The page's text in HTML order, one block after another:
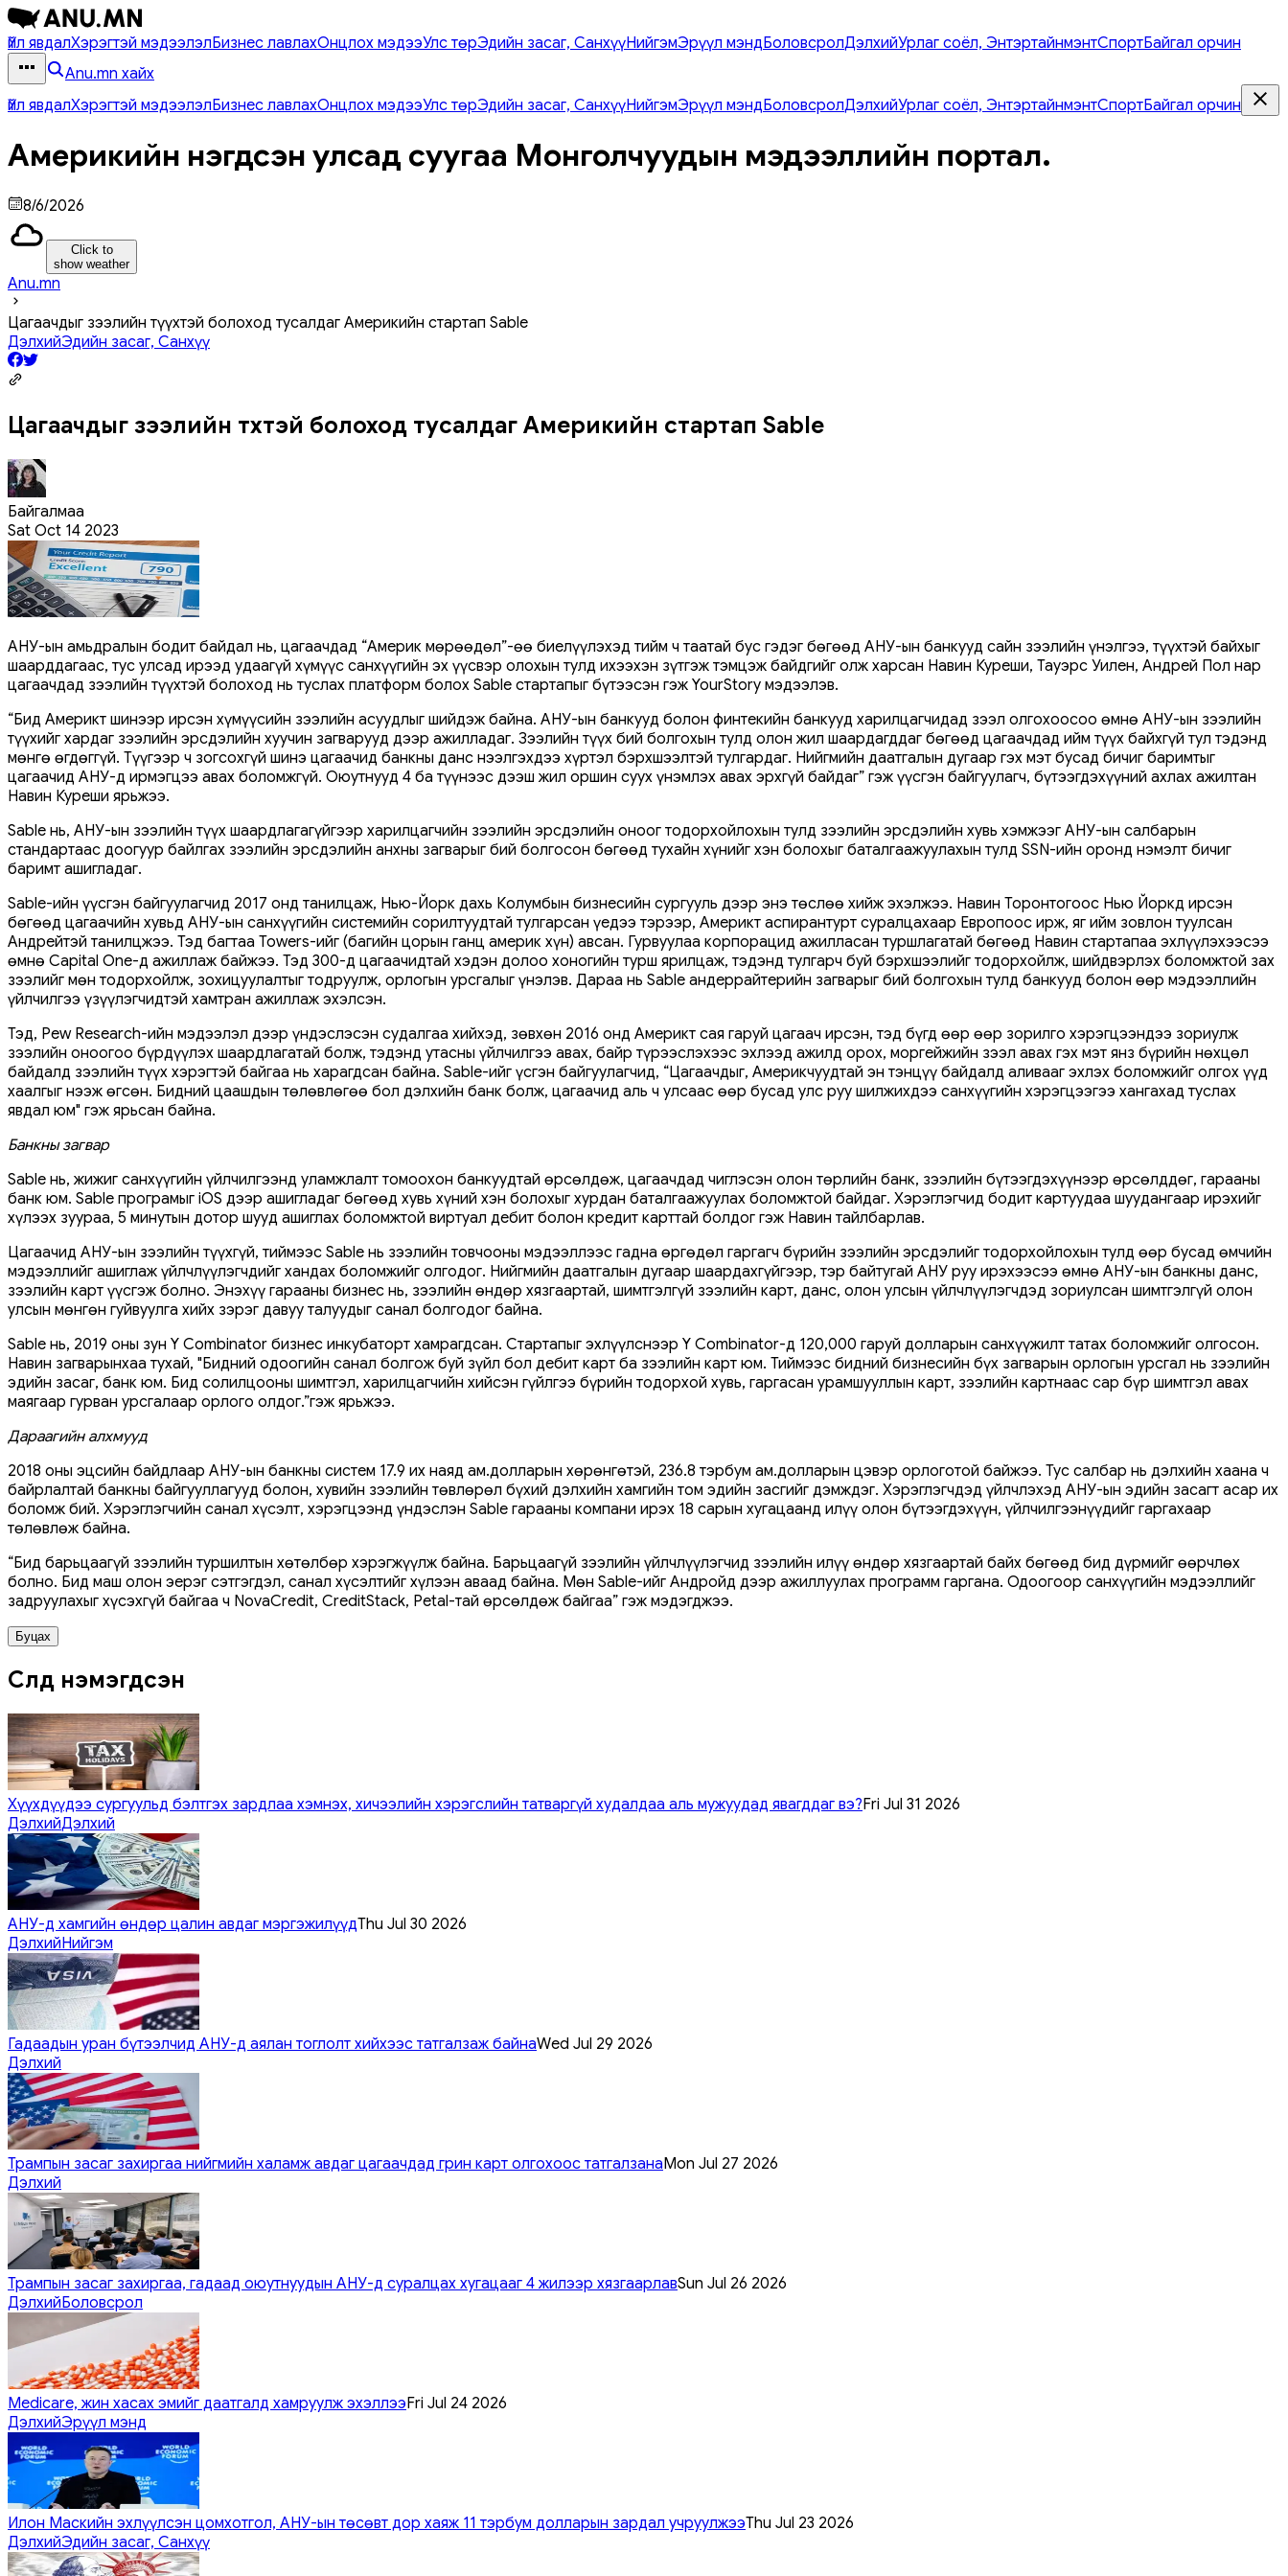
Үйл явдалХэрэгтэй мэдээлэлБизнес лавлахОнцлох мэдээУлс төрЭдийн засаг, СанхүүНийгэмЭрүүл мэндБоловсролДэлхийУрлаг соёл, ЭнтэртайнмэнтСпортБайгал орчин
Anu.mn хайх
Үйл явдалХэрэгтэй мэдээлэлБизнес лавлахОнцлох мэдээУлс төрЭдийн засаг, СанхүүНийгэмЭрүүл мэндБоловсролДэлхийУрлаг соёл, ЭнтэртайнмэнтСпортБайгал орчин
Америкийн нэгдсэн улсад суугаа Монголчуудын мэдээллийн портал.
8/6/2026
Click to
show weather
Anu.mn
Цагаачдыг зээлийн түүхтэй болоход тусалдаг Америкийн стартап Sable
ДэлхийЭдийн засаг, Санхүү
Цагаачдыг зээлийн түүхтэй болоход тусалдаг Америкийн стартап Sable
Байгалмаа
Sat Oct 14 2023
АНУ-ын амьдралын бодит байдал нь, цагаачдад “Америк мөрөөдөл”-өө биелүүлэхэд тийм ч таатай бус гэдэг бөгөөд АНУ-ын банкууд сайн зээлийн үнэлгээ, түүхтэй байхыг
шаарддагаас, тус улсад ирээд удаагүй хүмүүс санхүүгийн эх үүсвэр олохын тулд ихээхэн зүтгэж тэмцэж байдгийг олж харсан Навин Куреши, Тауэрс Уилен, Андрей Пол нар
цагаачдад зээлийн түүхтэй болоход нь туслах платформ болох Sable стартапыг бүтээсэн гэж YourStory мэдээлэв.
“Бид Америкт шинээр ирсэн хүмүүсийн зээлийн асуудлыг шийдэж байна. АНУ-ын банкууд болон финтекийн банкууд харилцагчидад зээл олгохоосоо өмнө АНУ-ын зээлийн
түүхийг хардаг зээлийн эрсдэлийн хуучин загварууд дээр ажилладаг. Зээлийн түүх бий болгохын тулд олон жил шаардагддаг бөгөөд цагаачдад ийм түүх байхгүй тул тэдэнд
мөнгө өгдөггүй. Түүгээр ч зогсохгүй шинэ цагаачид банкны данс нээлгэхдээ хүртэл бэрхшээлтэй тулгардаг. Нийгмийн даатгалын дугаар гэх мэт бусад бичиг баримтыг
цагаачид АНУ-д ирмэгцээ авах боломжгүй. Оюутнууд 4 ба түүнээс дээш жил оршин суух үнэмлэх авах эрхгүй байдаг” гэж үүсгэн байгуулагч, бүтээгдэхүүний ахлах ажилтан
Навин Куреши ярьжээ.
Sable нь, АНУ-ын зээлийн түүх шаардлагагүйгээр харилцагчийн зээлийн эрсдэлийн оноог тодорхойлохын тулд зээлийн эрсдэлийн хувь хэмжээг АНУ-ын салбарын
стандартаас доогуур байлгах зээлийн эрсдэлийн анхны загварыг бий болгосон бөгөөд тухайн хүнийг хэн болохыг баталгаажуулахын тулд SSN-ийн оронд нэмэлт бичиг
баримт ашигладаг.
Sable-ийн үүсгэн байгуулагчид 2017 онд танилцаж, Нью-Йорк дахь Колумбын бизнесийн сургууль дээр энэ төслөө хийж эхэлжээ. Навин Торонтогоос Нью Йоркд ирсэн
бөгөөд цагаачийн хувьд АНУ-ын санхүүгийн системийн сорилтуудтай тулгарсан үедээ тэрээр, Америкт аспирантурт суралцахаар Европоос ирж, яг ийм зовлон туулсан
Андрейтэй танилцжээ. Тэд багтаа Towers-ийг (багийн цорын ганц америк хүн) авсан. Гурвуулаа корпорацид ажилласан туршлагатай бөгөөд Навин стартапаа эхлүүлэхээсээ
өмнө Capital One-д ажиллаж байжээ. Тэд 300-д цагаачидтай хэдэн долоо хоногийн турш ярилцаж, тэдэнд тулгарч буй бэрхшээлийг тодорхойлж, шийдвэрлэх боломжтой зах
зээлийг мөн тодорхойлж, зохицуулалтыг тодруулж, орлогын урсгалыг үнэлэв. Дараа нь Sable андеррайтерийн загварыг бий болгохын тулд банкууд болон өөр мэдээллийн
үйлчилгээ үзүүлэгчидтэй хамтран ажиллаж эхэлсэн.
Тэд, Pew Research-ийн мэдээлэл дээр үндэслэсэн судалгаа хийхэд, зөвхөн 2016 онд Америкт сая гаруй цагаач ирсэн, тэд бүгд өөр өөр зорилго хэрэгцээндээ зориулж
зээлийн оноогоо бүрдүүлэх шаардлагатай болж, тэдэнд утасны үйлчилгээ авах, байр түрээслэхээс эхлээд ажилд орох, моргейжийн зээл авах гэх мэт янз бүрийн нөхцөл
байдалд зээлийн түүх хэрэгтэй байгаа нь харагдсан байна. Sable-ийг үсгэн байгуулагчид, “Цагаачдыг, Америкчуудтай эн тэнцүү байдалд аливааг эхлэх боломжийг олгох үүд
хаалгыг нээж өгсөн. Бидний цаашдын төлөвлөгөө бол дэлхийн банк болж, цагаачид аль ч улсаас өөр бусад улс руу шилжихдээ санхүүгийн хэрэгцээгээ хангахад туслах
явдал юм" гэж ярьсан байна.
Банкны загвар
Sable нь, жижиг санхүүгийн үйлчилгээнд уламжлалт томоохон банкуудтай өрсөлдөж, цагаачдад чиглэсэн олон төрлийн банк, зээлийн бүтээгдэхүүнээр өрсөлддөг, гарааны
банк юм. Sable програмыг iOS дээр ашигладаг бөгөөд хувь хүний хэн болохыг хурдан баталгаажуулах боломжтой байдаг. Хэрэглэгчид бодит картуудаа шуудангаар ирэхийг
хүлээх зуураа, 5 минутын дотор шууд ашиглах боломжтой виртуал дебит болон кредит карттай болдог гэж Навин тайлбарлав.
Цагаачид АНУ-ын зээлийн түүхгүй, тиймээс Sable нь зээлийн товчооны мэдээллээс гадна өргөдөл гаргагч бүрийн зээлийн эрсдэлийг тодорхойлохын тулд өөр бусад өмчийн
мэдээллийг ашиглаж үйлчлүүлэгчдийг хандах боломжийг олгодог. Нийгмийн даатгалын дугаар шаардахгүйгээр, тэр байтугай АНУ руу ирэхээсээ өмнө АНУ-ын банкны данс,
зээлийн карт үүсгэж болно. Энэхүү гарааны бизнес нь, зээлийн өндөр хязгаартай, шимтгэлгүй зээлийн карт, данс, олон улсын үйлчлүүлэгчдэд зориулсан шимтгэлгүй олон
улсын мөнгөн гуйвуулга хийх зэрэг давуу талуудыг санал болгодог байна.
Sable нь, 2019 оны зун Y Combinator бизнес инкубаторт хамрагдсан. Стартапыг эхлүүлснээр Y Combinator-д 120,000 гаруй долларын санхүүжилт татах боломжийг олгосон.
Навин загварынхаа тухай, "Бидний одоогийн санал болгож буй зүйл бол дебит карт ба зээлийн карт юм. Тиймээс бидний бизнесийн бүх загварын орлогын урсгал нь зээлийн
эдийн засаг, банк юм. Бид солилцооны шимтгэл, харилцагчийн хийсэн гүйлгээ бүрийн тодорхой хувь, гаргасан урамшууллын карт, зээлийн картнаас сар бүр шимтгэл авах
маягаар гурван урсгалаар орлого олдог.”гэж ярьжээ.
Дараагийн алхмууд
2018 оны эцсийн байдлаар АНУ-ын банкны систем 17.9 их наяд ам.долларын хөрөнгөтэй, 236.8 тэрбум ам.долларын цэвэр орлоготой байжээ. Тус салбар нь дэлхийн хаана ч
байрлалтай банкны байгууллагууд болон, хувийн зээлийн төвлөрөл бүхий дэлхийн хамгийн том эдийн засгийг дэмждэг. Хэрэглэгчдэд үйлчлэхэд АНУ-ын эдийн засагт асар их
боломж бий. Хэрэглэгчийн санал хүсэлт, хэрэгцээнд үндэслэн Sable гарааны компани ирэх 18 сарын хугацаанд илүү олон бүтээгдэхүүн, үйлчилгээнүүдийг гаргахаар
төлөвлөж байна.
“Бид барьцаагүй зээлийн туршилтын хөтөлбөр хэрэгжүүлж байна. Барьцаагүй зээлийн үйлчлүүлэгчид зээлийн илүү өндөр хязгаартай байх бөгөөд бид дүрмийг өөрчлөх
болно. Бид маш олон эерэг сэтгэгдэл, санал хүсэлтийг хүлээн аваад байна. Мөн Sable-ийг Андройд дээр ажиллуулах программ гаргана. Одоогоор санхүүгийн мэдээллийг
задруулахыг хүсэхгүй байгаа ч NovaCredit, CreditStack, Petal-тай өрсөлдөж байгаа” гэж мэдэгджээ.
Буцах
Сүүлд нэмэгдсэн
Хүүхдүүдээ сургуульд бэлтгэх зардлаа хэмнэх, хичээлийн хэрэгслийн татваргүй худалдаа аль мужуудад явагддаг вэ?Fri Jul 31 2026
ДэлхийДэлхий
АНУ-д хамгийн өндөр цалин авдаг мэргэжилүүдThu Jul 30 2026
ДэлхийНийгэм
Гадаадын уран бүтээлчид АНУ-д аялан тоглолт хийхээс татгалзаж байнаWed Jul 29 2026
Дэлхий
Трампын засаг захиргаа нийгмийн халамж авдаг цагаачдад грин карт олгохоос татгалзанаMon Jul 27 2026
Дэлхий
Трампын засаг захиргаа, гадаад оюутнуудын АНУ-д суралцах хугацааг 4 жилээр хязгаарлавSun Jul 26 2026
ДэлхийБоловсрол
Medicare, жин хасах эмийг даатгалд хамруулж эхэллээFri Jul 24 2026
ДэлхийЭрүүл мэнд
Илон Маскийн эхлүүлсэн цомхотгол, АНУ-ын төсөвт дор хаяж 11 тэрбум долларын зардал учруулжээThu Jul 23 2026
ДэлхийЭдийн засаг, Санхүү